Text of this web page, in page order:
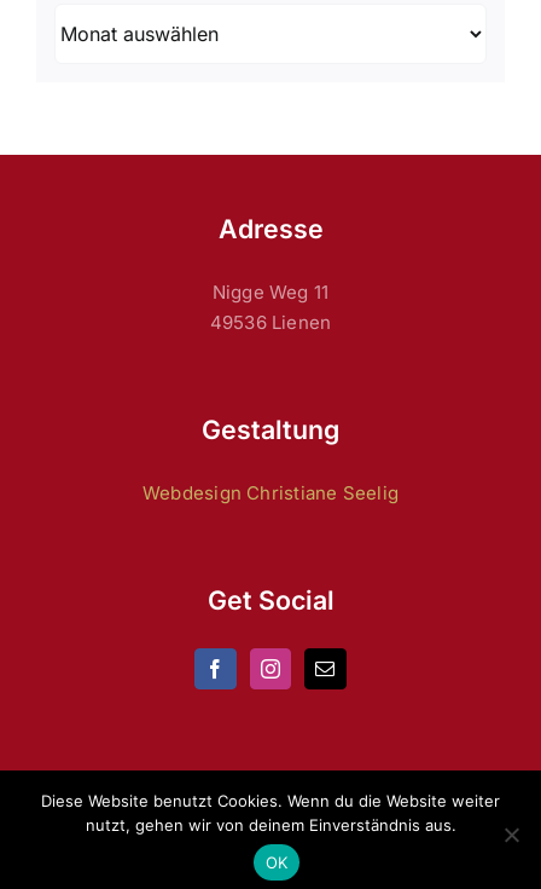
Adresse
Nigge Weg 11
49536 Lienen
Gestaltung
Webdesign Christiane Seelig
Get Social
ZRFV Lienen |
Diese Website benutzt Cookies. Wenn du die Website weiter
nutzt, gehen wir von deinem Einverständnis aus.
OK